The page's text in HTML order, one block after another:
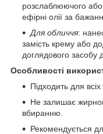
розслаблюючого
ефірні олії за
Для обличчя:
замість крему або
доглядового засобу
Особливості
Підходить для
Не залишає
вбиранню.
Рекомендується